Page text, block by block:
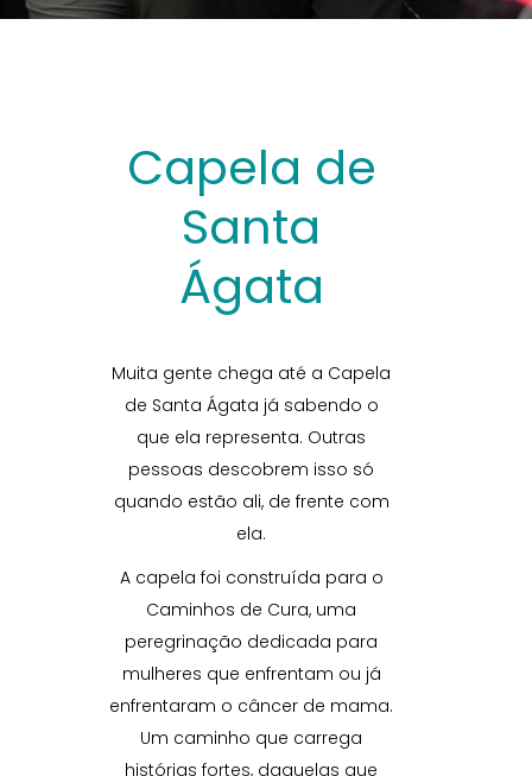
Capela de
Santa
Ágata
Muita gente chega até a Capela
de Santa Ágata já sabendo o
que ela representa. Outras
pessoas descobrem isso só
quando estão ali, de frente com
ela.
A capela foi construída para o
Caminhos de Cura, uma
peregrinação dedicada para
mulheres que enfrentam ou já
enfrentaram o câncer de mama.
Um caminho que carrega
histórias fortes, daquelas que